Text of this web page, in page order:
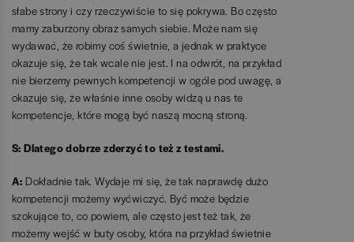
słabe strony i czy rzeczywiście to się pokrywa. Bo często
mamy zaburzony obraz samych siebie. Może nam się
wydawać, że robimy coś świetnie, a jednak w praktyce
okazuje się, że tak wcale nie jest. I na odwrót, na przykład
nie bierzemy pewnych kompetencji w ogóle pod uwagę, a
okazuje się, że właśnie inne osoby widzą u nas te
kompetencje, które mogą być naszą mocną stroną.
S: Dlatego dobrze zderzyć to też z testami.
A: Dokładnie tak. Wydaje mi się, że tak naprawdę dużo
kompetencji możemy wyćwiczyć. Być może będzie
szokujące to, co powiem, ale często jest też tak, że
możemy wejść w buty osoby, która na przykład świetnie